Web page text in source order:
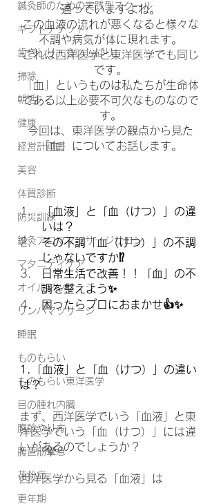
鍼灸師のための実践型スクール
ギフトチケット
歯ぎしり・食いしばり
掃除
朝活
健康
経営計画書
美容
体質診断
防災訓練
鍼灸アロママッサージサロン
マタニティケア
オイルマッサージ
リンパマッサージ
睡眠
ものもらい
ものもらい東洋医学
目の腫れ内臓
腹診やり方
腹直筋攣急
花粉症
更年期
通っていますよね。
この血液の流れが悪くなると様々な
不調や病気が体に現れます。
これは西洋医学と東洋医学でも同じ
です。
「血」というものは私たちが生命体
である以上必要不可欠なものなので
す。
今回は、東洋医学の観点から見た
「血」についてお話します。
「血液」と「血（けつ）」の違
いは？
その不調「血（けつ）」の不調
じゃないですか⁉️
日常生活で改善！！「血」の不
調を整えよう✨
困ったらプロにおまかせ👍✨
1.「血液」と「血（けつ）」の違い
は？
まず、西洋医学でいう「血液」と東
洋医学でいう「血（けつ）」には違
いがあるのでしょうか？
西洋医学から見る「血液」は